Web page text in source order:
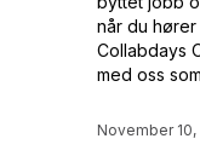
når du
Collabdays
med oss
November 10,